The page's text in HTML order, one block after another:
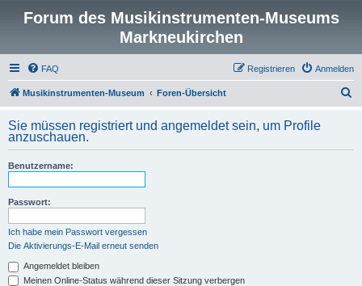
Forum des Musikinstrumenten-Museums
Markneukirchen
FAQ Anmelden
Registrieren
Musikinstrumenten-Museum Foren-Übersicht
h
Sie müssen registriert und angemeldet sein, um Profile
anzuschauen.
Benutzername:
Passwort:
Ich habe mein Passwort vergessen
Die Aktivierungs-E-Mail erneut senden
Angemeldet bleiben
Meinen Online-Status während dieser Sitzung verbergen